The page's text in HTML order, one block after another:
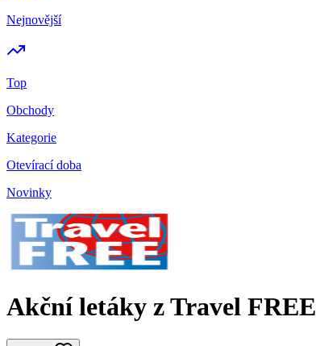
Nejnovější
Top
Obchody
Kategorie
Otevírací doba
Novinky
Akční letáky z Travel FREE